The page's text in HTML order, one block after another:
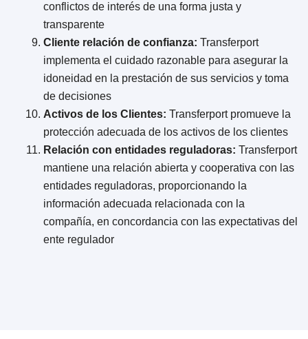
conflictos de interés de una forma justa y
transparente
Cliente relación de confianza: Transferport
implementa el cuidado razonable para asegurar la
idoneidad en la prestación de sus servicios y toma
de decisiones
Activos de los Clientes: Transferport promueve la
protección adecuada de los activos de los clientes
Relación con entidades reguladoras: Transferport
mantiene una relación abierta y cooperativa con las
entidades reguladoras, proporcionando la
información adecuada relacionada con la
compañía, en concordancia con las expectativas del
ente regulador